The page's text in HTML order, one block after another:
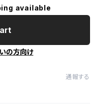
available
の方向け
通報する